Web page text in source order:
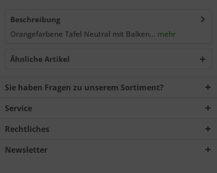
Beschreibung
Orangefarbene Tafel Neutral mit Balken... mehr
Ähnliche Artikel
Sie haben Fragen zu unserem Sortiment?
Service
Rechtliches
Newsletter